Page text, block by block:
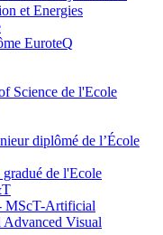
et Energies
EuroteQ
Science de l'Ecole
diplômé de l’École
de l'Ecole
MScT-Artificial
Advanced Visual